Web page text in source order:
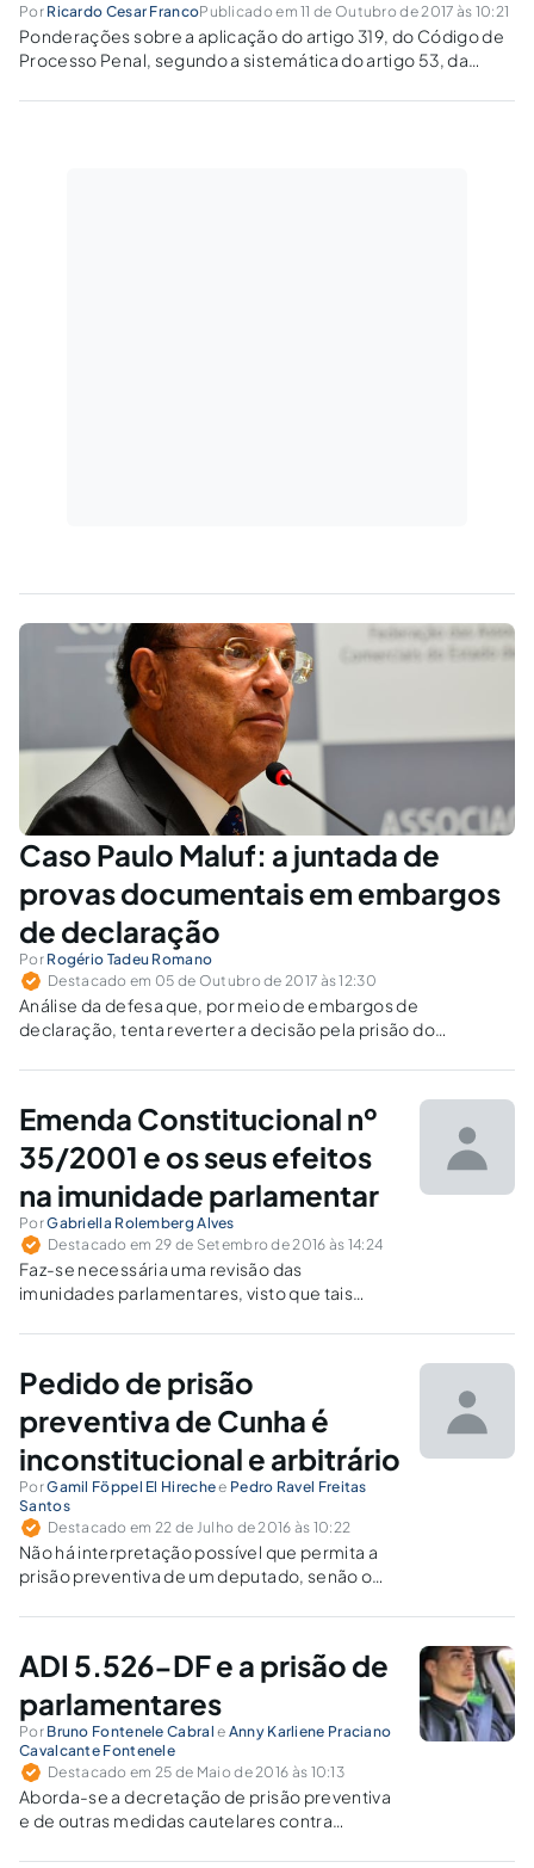
Por Ricardo Cesar FrancoPublicado em 11 de Outubro de 2017 às 10:21
Ponderações sobre a aplicação do artigo 319, do Código de
Processo Penal, segundo a sistemática do artigo 53, da
Caso Paulo Maluf: a juntada de
provas documentais em embargos
de declaração
Por Rogério Tadeu Romano
Destacado em 05 de Outubro de 2017 às 12:30
Análise da defesa que, por meio de embargos de
declaração, tenta reverter a decisão pela prisão do
Emenda Constitucional nº
35/2001 e os seus efeitos
na imunidade parlamentar
PorGabriella Rolemberg Alves
Destacado em 29 de Setembro de 2016 às 14:24
Faz-se necessária uma revisão das
imunidades parlamentares, visto que tais
beneficio pessoal de alguns parlamentares,
se em privilégios e favorecendo a corrupção.
Pedido de prisão
preventiva de Cunha é
inconstitucional e arbitrário
PorGamil Föppel El Hirechee Pedro Ravel Freitas
Santos
Destacado em 22 de Julho de 2016 às 10:22
Não há interpretação possível que permita a
prisão preventiva de um deputado, senão o
Constituição.
ADI 5.526-DF e a prisão de
parlamentares
Por Bruno Fontenele Cabral e Anny Karliene Praciano
Cavalcante Fontenele
Destacado em 25 de Maio de 2016 às 10:13
Aborda-se a decretação de prisão preventiva
e de outras medidas cautelares contra